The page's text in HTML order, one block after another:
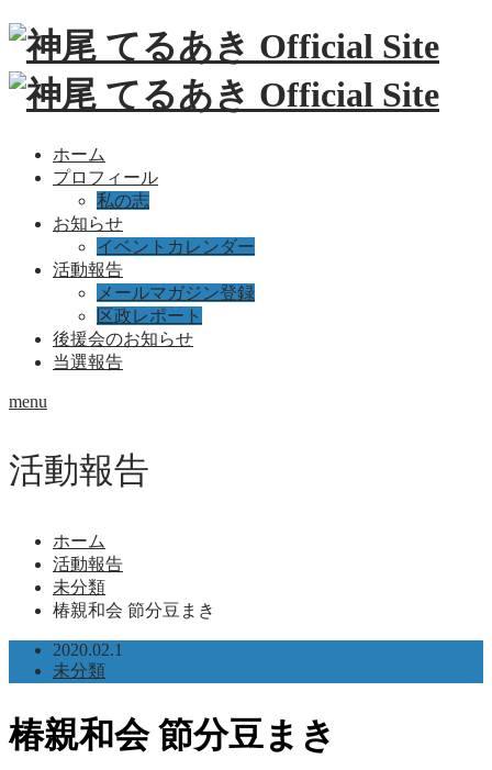
ホーム
プロフィール
私の志
お知らせ
イベントカレンダー
活動報告
メールマガジン登録
区政レポート
後援会のお知らせ
当選報告
menu
活動報告
ホーム
活動報告
未分類
椿親和会 節分豆まき
2020.02.1
未分類
椿親和会 節分豆まき